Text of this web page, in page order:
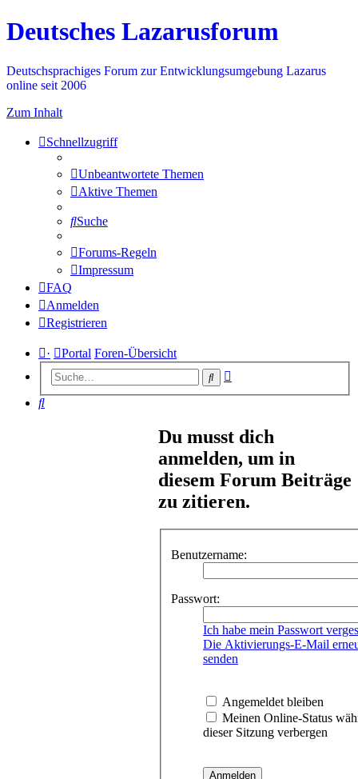
Deutsches Lazarusforum
Deutschsprachiges Forum zur Entwicklungsumgebung Lazarus
online seit 2006
Zum Inhalt
Schnellzugriff
Unbeantwortete Themen
Aktive Themen
Suche
Forums-Regeln
Impressum
FAQ
Anmelden
Registrieren
· Portal Foren-Übersicht
Suche
Suche
Du musst dich
anmelden, um in
diesem Forum Beiträge
zu zitieren.
Benutzername:
Passwort:
Ich habe mein Passwort
Die Aktivierungs-E-Mail
senden
Angemeldet bleiben
Meinen Online-Status
dieser Sitzung verbergen